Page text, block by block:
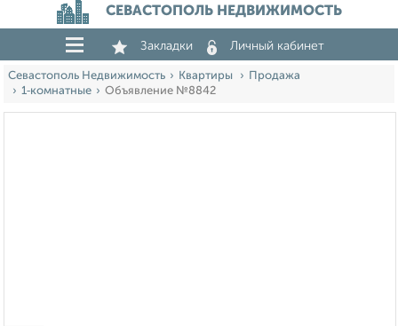
СЕВАСТОПОЛЬ НЕДВИЖИМОСТЬ
Закладки Личный кабинет
Севастополь Недвижимость Квартиры
Продажа
1‑комнатные
Объявление №8842